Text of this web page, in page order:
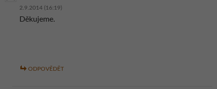
2.9.2014 (16:19)
Děkujeme.
ODPOVĚDĚT